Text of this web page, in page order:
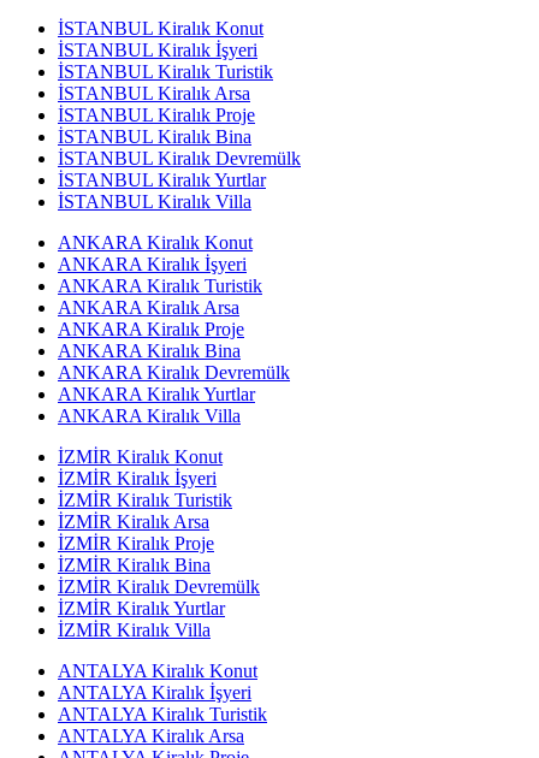
İSTANBUL Kiralık Konut
İSTANBUL Kiralık İşyeri
İSTANBUL Kiralık Turistik
İSTANBUL Kiralık Arsa
İSTANBUL Kiralık Proje
İSTANBUL Kiralık Bina
İSTANBUL Kiralık Devremülk
İSTANBUL Kiralık Yurtlar
İSTANBUL Kiralık Villa
ANKARA Kiralık Konut
ANKARA Kiralık İşyeri
ANKARA Kiralık Turistik
ANKARA Kiralık Arsa
ANKARA Kiralık Proje
ANKARA Kiralık Bina
ANKARA Kiralık Devremülk
ANKARA Kiralık Yurtlar
ANKARA Kiralık Villa
İZMİR Kiralık Konut
İZMİR Kiralık İşyeri
İZMİR Kiralık Turistik
İZMİR Kiralık Arsa
İZMİR Kiralık Proje
İZMİR Kiralık Bina
İZMİR Kiralık Devremülk
İZMİR Kiralık Yurtlar
İZMİR Kiralık Villa
ANTALYA Kiralık Konut
ANTALYA Kiralık İşyeri
ANTALYA Kiralık Turistik
ANTALYA Kiralık Arsa